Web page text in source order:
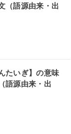
（語源由来・出
たいぎ】の意味
語源由来・出